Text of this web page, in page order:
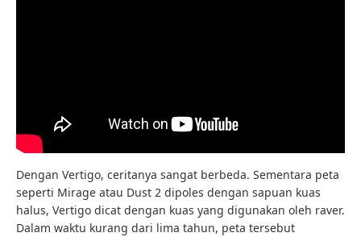
Dengan Vertigo, ceritanya sangat berbeda. Sementara peta
seperti Mirage atau Dust 2 dipoles dengan sapuan kuas
halus, Vertigo dicat dengan kuas yang digunakan oleh raver.
Dalam waktu kurang dari lima tahun, peta tersebut